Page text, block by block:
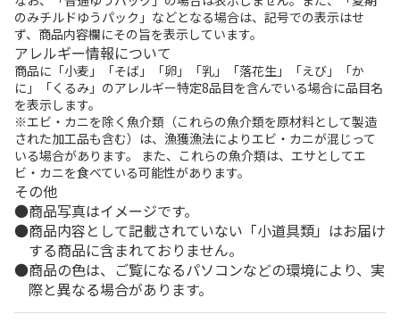
のみチルドゆうパック」などとなる場合は、記号での表示はせ
ず、商品内容欄にその旨を表示しています。
アレルギー情報について
商品に「小麦」「そば」「卵」「乳」「落花生」「えび」「か
に」「くるみ」のアレルギー特定8品目を含んでいる場合に品目名
を表示します。
※エビ・カニを除く魚介類（これらの魚介類を原材料として製造
された加工品も含む）は、漁獲漁法によりエビ・カニが混じって
いる場合があります。 また、これらの魚介類は、エサとしてエ
ビ・カニを食べている可能性があります。
その他
商品写真はイメージです。
商品内容として記載されていない「小道具類」はお届け
する商品に含まれておりません。
商品の色は、ご覧になるパソコンなどの環境により、実
際と異なる場合があります。